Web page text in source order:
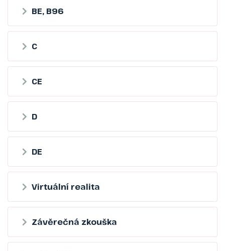
BE, B96
C
CE
D
DE
Virtuální realita
Závěrečná zkouška